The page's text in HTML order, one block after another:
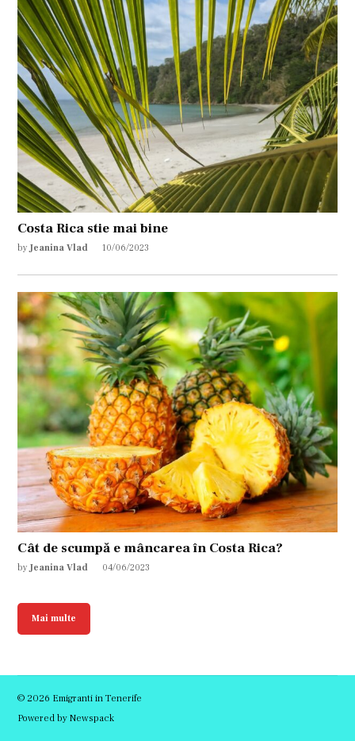
Costa Rica stie mai bine
by Jeanina Vlad 10/06/2023
Cât de scumpă e mâncarea în Costa Rica?
by Jeanina Vlad 04/06/2023
Mai multe
© 2026 Emigranti in Tenerife
Powered by Newspack